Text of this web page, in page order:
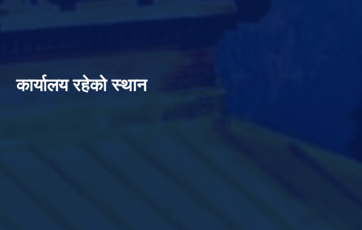
कार्यालय रहेको स्थान